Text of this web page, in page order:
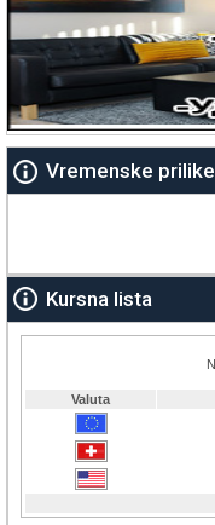
Vremenske prilike
Kursna lista